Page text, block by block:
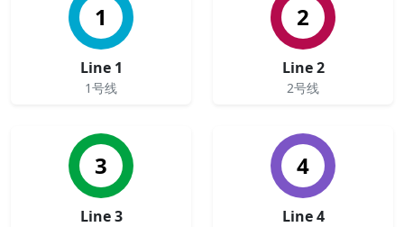
1
Line 1
1号线
2
Line 2
2号线
3
Line 3
4
Line 4